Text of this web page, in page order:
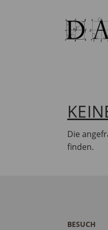
Die
finden.
BESUCH